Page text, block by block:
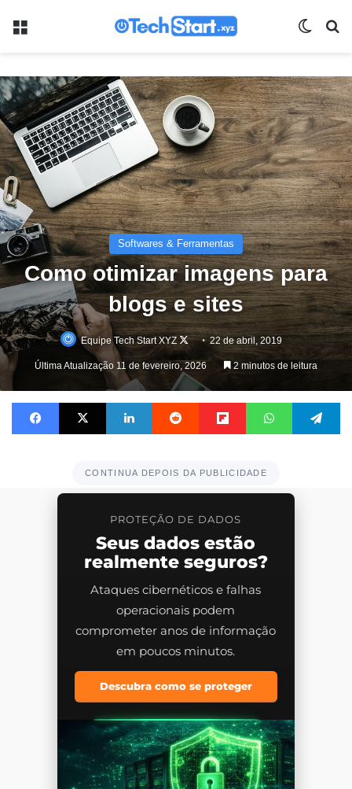
Menu
Softwares & Ferramentas
Como otimizar imagens para
blogs e sites
Equipe Tech Start XYZ
Follow
on
X
22 de abril, 2019
Última Atualização 11 de fevereiro, 2026 2 minutos de leitura
Facebook X Linkedin Reddit Flipboard WhatsApp
CONTINUA DEPOIS DA PUBLICIDADE
PROTEÇÃO DE DADOS
Seus dados estão
realmente seguros?
Ataques cibernéticos e falhas
operacionais podem
comprometer anos de informação
em poucos minutos.
Descubra como se proteger